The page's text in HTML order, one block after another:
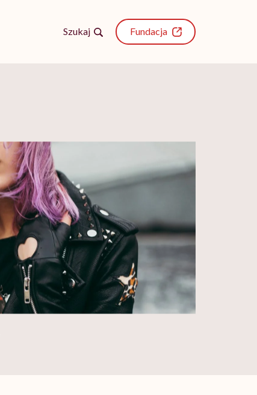
Szukaj Fundacja